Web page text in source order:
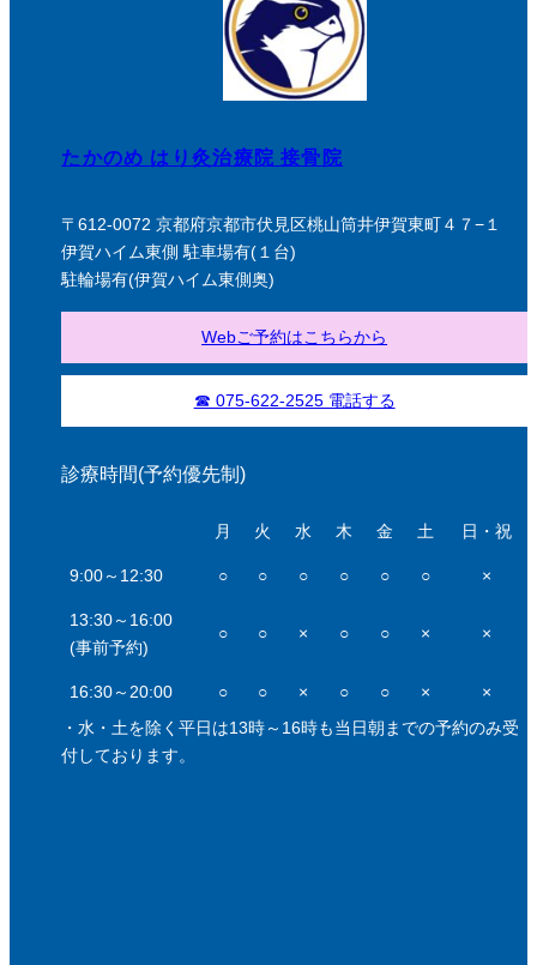
たかのめ はり灸治療院 接骨院
〒612-0072 京都府京都市伏見区桃山筒井伊賀東町４７−１
伊賀ハイム東側 駐車場有(１台)
駐輪場有(伊賀ハイム東側奥)
Webご予約はこちらから
☎ 075-622-2525 電話する
診療時間(予約優先制)
月 火 水 木 金 土 日・祝
9:00～12:30 ○ ○ ○ ○ ○ ○ ×
13:30～16:00
(事前予約)
○ ○ × ○ ○ × ×
16:30～20:00 ○ ○ × ○ ○ ×
×
・水・土を除く平日は13時～16時も当日朝までの予約のみ受
付しております。